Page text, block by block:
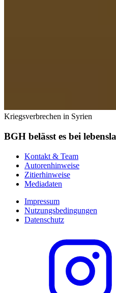
Kriegsverbrechen in Syrien
BGH belässt es bei
Kontakt & Team
Autorenhinweise
Zitierhinweise
Mediadaten
Impressum
Nutzungsbedingungen
Datenschutz